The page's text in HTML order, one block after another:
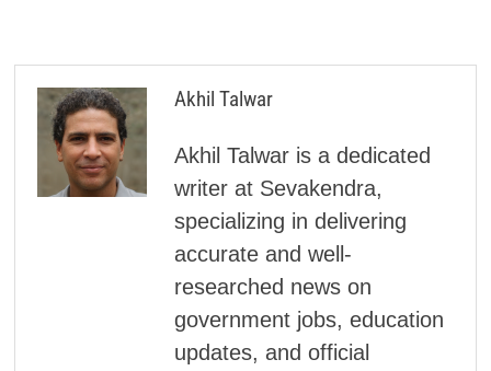
Akhil Talwar
Akhil Talwar is a dedicated
writer at Sevakendra,
specializing in delivering
accurate and well-
researched news on
government jobs, education
updates, and official